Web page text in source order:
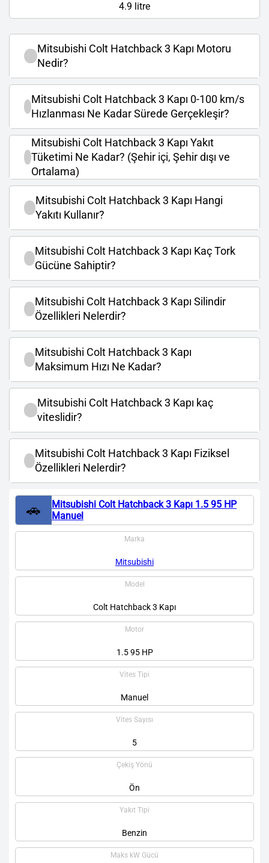
4.9 litre
Mitsubishi Colt Hatchback 3 Kapı Motoru
Nedir?
Mitsubishi Colt Hatchback 3 Kapı 0-100 km/s
Hızlanması Ne Kadar Sürede Gerçekleşir?
Mitsubishi Colt Hatchback 3 Kapı Yakıt
Tüketimi Ne Kadar? (Şehir içi, Şehir dışı ve
Ortalama)
Mitsubishi Colt Hatchback 3 Kapı Hangi
Yakıtı Kullanır?
Mitsubishi Colt Hatchback 3 Kapı Kaç Tork
Gücüne Sahiptir?
Mitsubishi Colt Hatchback 3 Kapı Silindir
Özellikleri Nelerdir?
Mitsubishi Colt Hatchback 3 Kapı
Maksimum Hızı Ne Kadar?
Mitsubishi Colt Hatchback 3 Kapı kaç
viteslidir?
Mitsubishi Colt Hatchback 3 Kapı Fiziksel
Özellikleri Nelerdir?
🚗
Mitsubishi Colt Hatchback 3 Kapı 1.5 95 HP
Manuel
Marka
Mitsubishi
Model
Colt Hatchback 3 Kapı
Motor
1.5 95 HP
Vites Tipi
Manuel
Vites Sayısı
5
Çekiş Yönü
Ön
Yakıt Tipi
Benzin
Maks kW Gücü